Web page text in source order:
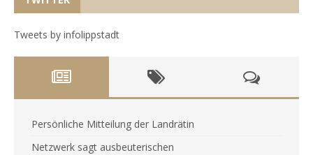
Tweets by infolippstadt
Persönliche Mitteilung der Landrätin
Netzwerk sagt ausbeuterischen